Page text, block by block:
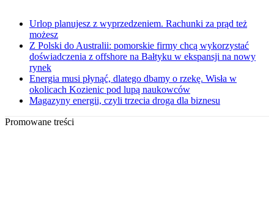
Urlop planujesz z wyprzedzeniem. Rachunki za prąd też
możesz
Z Polski do Australii: pomorskie firmy chcą wykorzystać
doświadczenia z offshore na Bałtyku w ekspansji na nowy
rynek
Energia musi płynąć, dlatego dbamy o rzekę. Wisła w
okolicach Kozienic pod lupą naukowców
Magazyny energii, czyli trzecia droga dla biznesu
Promowane treści